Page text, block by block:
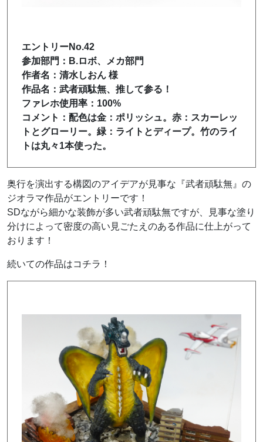
エントリーNo.42
参加部門：B.ロボ、メカ部門
作者名：清水しおん 様
作品名：武者頑駄無、推して参る！
ファレホ使用率：100%
コメント：配色は金：ポリッシュ。赤：スカーレッ
トとグローリー。緑：ライトとディープ。竹のライ
トは丸々1本使った。
奥行を演出する構図のアイデアが見事な『武者頑駄無』の
ジオラマ作品がエントリーです！
SDながら細かな装飾が多い武者頑駄無ですが、見事な塗り
分けによって密度の高い見ごたえのある作品に仕上がって
おります！
続いての作品はコチラ！